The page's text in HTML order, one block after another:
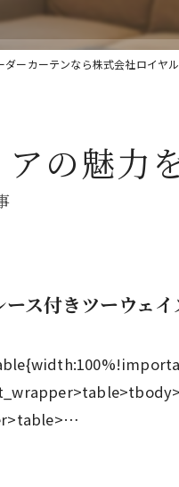
ダーカーテンなら株式会社ロイヤ
の魅力
ス付きツーウェ